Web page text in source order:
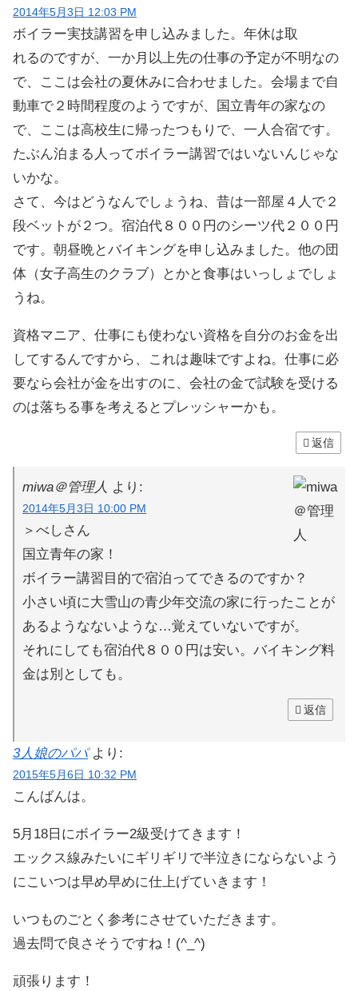
2014年5月3日 12:03 PM
ボイラー実技講習を申し込みました。年休は取
れるのですが、一か月以上先の仕事の予定が不明なの
で、ここは会社の夏休みに合わせました。会場まで自
動車で２時間程度のようですが、国立青年の家なの
で、ここは高校生に帰ったつもりで、一人合宿です。
たぶん泊まる人ってボイラー講習ではいないんじゃな
いかな。
さて、今はどうなんでしょうね、昔は一部屋４人で２
段ベットが２つ。宿泊代８００円のシーツ代２００円
です。朝昼晩とバイキングを申し込みました。他の団
体（女子高生のクラブ）とかと食事はいっしょでしょ
うね。
資格マニア、仕事にも使わない資格を自分のお金を出
してするんですから、これは趣味ですよね。仕事に必
要なら会社が金を出すのに、会社の金で試験を受ける
のは落ちる事を考えるとプレッシャーかも。
返信
miwa＠管理人 より:
2014年5月3日 10:00 PM
＞べしさん
国立青年の家！
ボイラー講習目的で宿泊ってできるのですか？
小さい頃に大雪山の青少年交流の家に行ったことが
あるようなないような…覚えていないですが。
それにしても宿泊代８００円は安い。バイキング料
金は別としても。
返信
3人娘のパパ より:
2015年5月6日 10:32 PM
こんばんは。
5月18日にボイラー2級受けてきます！
エックス線みたいにギリギリで半泣きにならないよう
にこいつは早め早めに仕上げていきます！
いつものごとく参考にさせていただきます。
過去問で良さそうですね！(^_^)
頑張ります！